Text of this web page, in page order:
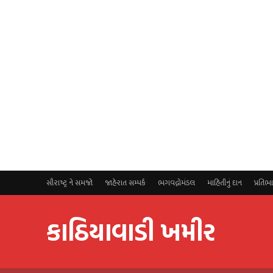
સૌરાષ્ટ્ર ને સમજો જાહેરાત સમ્પર્ક ભગવદ્ગોમંડલ માહિતીનું દાન
કાઠિયાવાડી ખમીર